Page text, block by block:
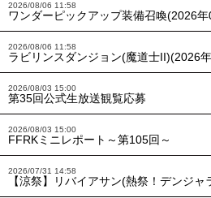
2026/08/06 11:58
ワンダーピックアップ装備召喚(2026
2026/08/06 11:58
ラビリンスダンジョン(魔道士II)(2026
2026/08/03 15:00
第35回公式生放送観覧応募
2026/08/03 15:00
FFRKミニレポート～第105回～
2026/07/31 14:58
【涼祭】リバイアサン(熱祭！デンジャ